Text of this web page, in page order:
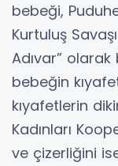
bebeği,
Kurtuluş
Adıvar”
bebeğin
kıyafetlerin
Kadınları
ve çizerliğini